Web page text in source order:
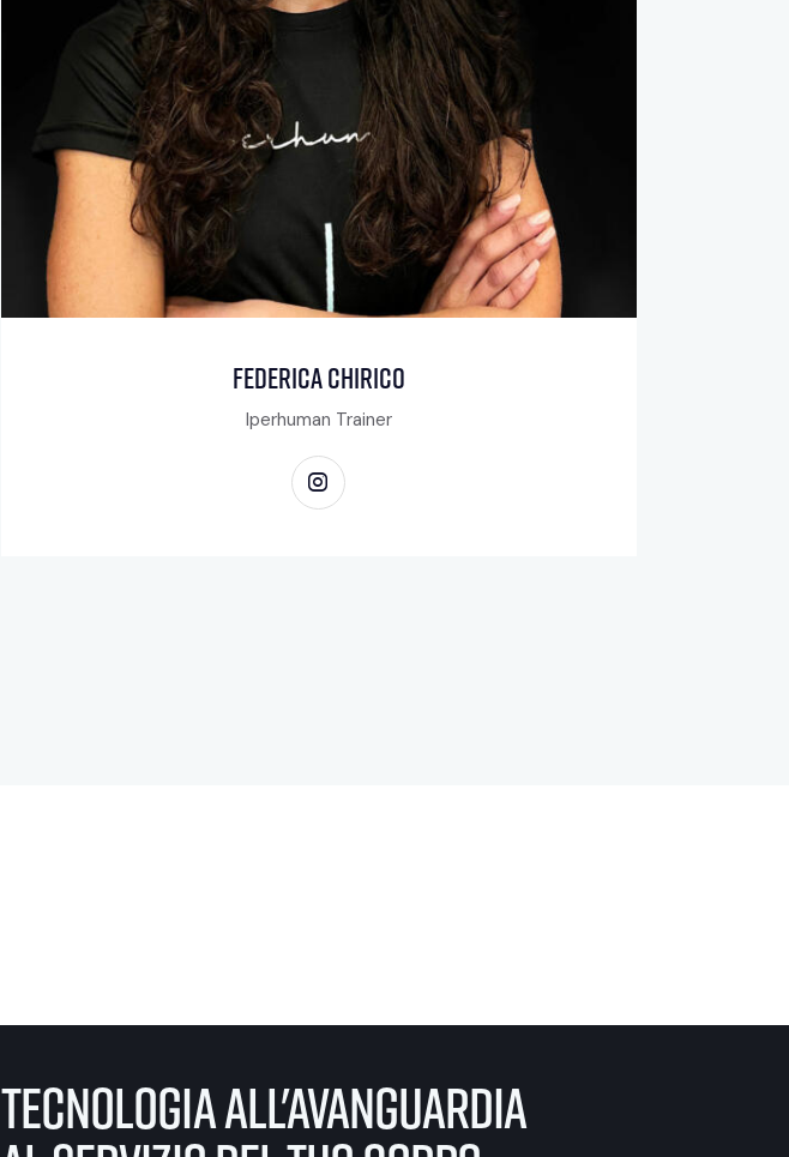
Federica Chirico
Iperhuman Trainer
tecnologia all'avanguardia